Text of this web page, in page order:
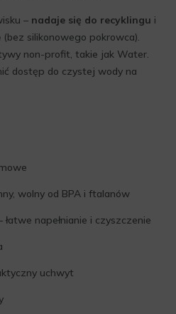
– nadaje się do recyklingu i
(bez silikonowego pokrowca).
non-profit, takie jak Water.
dostęp do czystej wody na
wolny od BPA i ftalanów
napełnianie i czyszczenie
uchwyt